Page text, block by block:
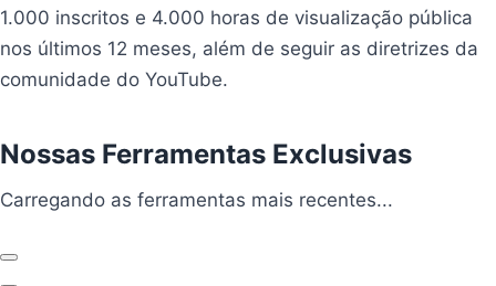
1.000 inscritos e 4.000 horas de visualização pública
nos últimos 12 meses, além de seguir as diretrizes da
comunidade do YouTube.
Nossas Ferramentas Exclusivas
Carregando ferramentas...
Carregando as ferramentas mais recentes...
Anterior